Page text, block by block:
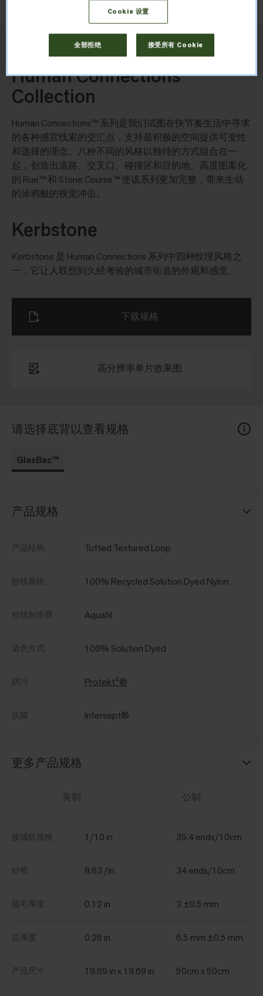
我们喜爱此系列的原因
Human Connections
Collection
Human Connections™ 系列是我们试图在快节奏生活中寻求
的各种感官线索的交汇点，支持最积极的空间提供可变性
和选择的理念。八种不同的风格以独特的方式组合在一
起，创造出道路、交叉口、碰撞区和目的地。高度图案化
的 Rue™ 和 Stone Course™ 使该系列更加完整，带来生动
的涂鸦般的视觉冲击。
Kerbstone
Kerbstone 是 Human Connections 系列中四种纹理风格之
一，它让人联想到久经考验的城市街道的外观和感觉。
请选择底背以查看规格
GlasBac™
产品规格
产品结构 Tufted Textured Loop
纱线系统 100% Recycled Solution Dyed Nylon
纱线制造商 Aquafil
染色方式 100% Solution Dyed
防污 Protekt²®
抗菌 Intersept®
更多产品规格
英制 公制
簇绒机规格 1/10 in 39.4 ends/10cm
针密 8.63 /in 34 ends/10cm
毯毛厚度 0.12 in 3 ±0.5 mm
总厚度 0.26 in 6.5 mm ±0.5 mm
产品尺寸 19.69 in x 19.69 in 50cm x 50cm
高分辨率单片效果图
下载规格
Cookie 设置
全部拒绝 接受所有 Cookie